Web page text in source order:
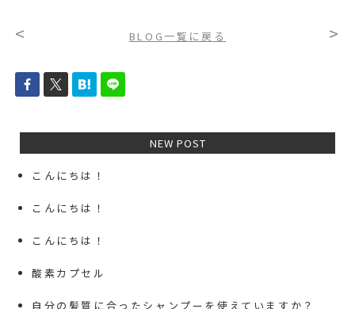
< BLOG一覧に戻る >
NEW POST
こんにちは！
こんにちは！
こんにちは！
酸素カプセル
自分の髪質に合ったシャンプーを使えていますか？